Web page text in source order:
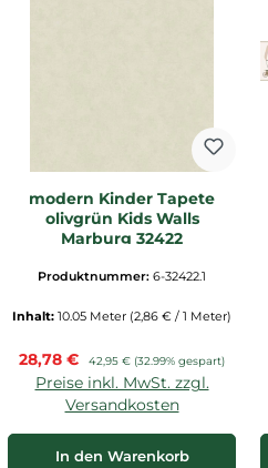
modern Kinder Tapete
olivgrün Kids Walls
Marburg 32422
Produktnummer: 6-32422.1
Inhalt: 10.05 Meter (2,86 € / 1 Meter)
Verkaufspreis:
28,78 € Regulärer Preis:
42,95 € (32.99% gespart)
Preise inkl. MwSt. zzgl.
Versandkosten
In den Warenkorb